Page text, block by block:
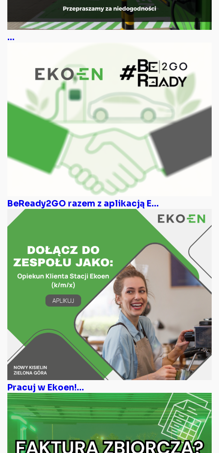
...
BeReady2GO razem z aplikacją E...
Pracuj w Ekoen!...